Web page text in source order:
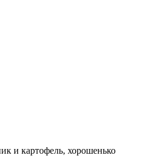
и картофель, хорошенько